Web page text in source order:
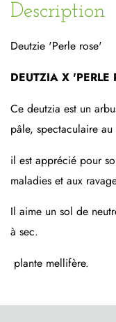
Description
Deutzie 'Perle rose'
DEUTZIA X 'PERLE
Ce deutzia est un
pâle, spectaculaire
il est apprécié pour
maladies et aux
Il aime un sol de
à sec.
plante mellifère.